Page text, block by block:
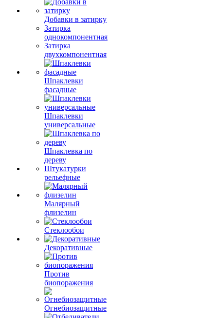
Добавки в затирку
Затирка
однокомпонентная
Затирка
двухкомпонентная
Шпаклевки
фасадные
Шпаклевки
универсальные
Шпаклевка по
дереву
Штукатурки
рельефные
Малярный
флизелин
Стеклообои
Декоративные
Против
биопоражения
Огнебиозащитные